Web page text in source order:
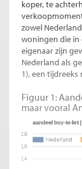
koper, te
zowel
woningen die in
eigenaar zijn
Nederland als
1), een tijdreeks
Figuur 1:
maar vooral